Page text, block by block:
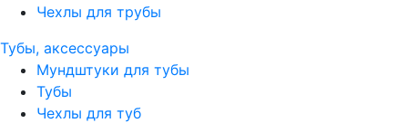
Чехлы для трубы
Тубы, аксессуары
Мундштуки для тубы
Тубы
Чехлы для туб